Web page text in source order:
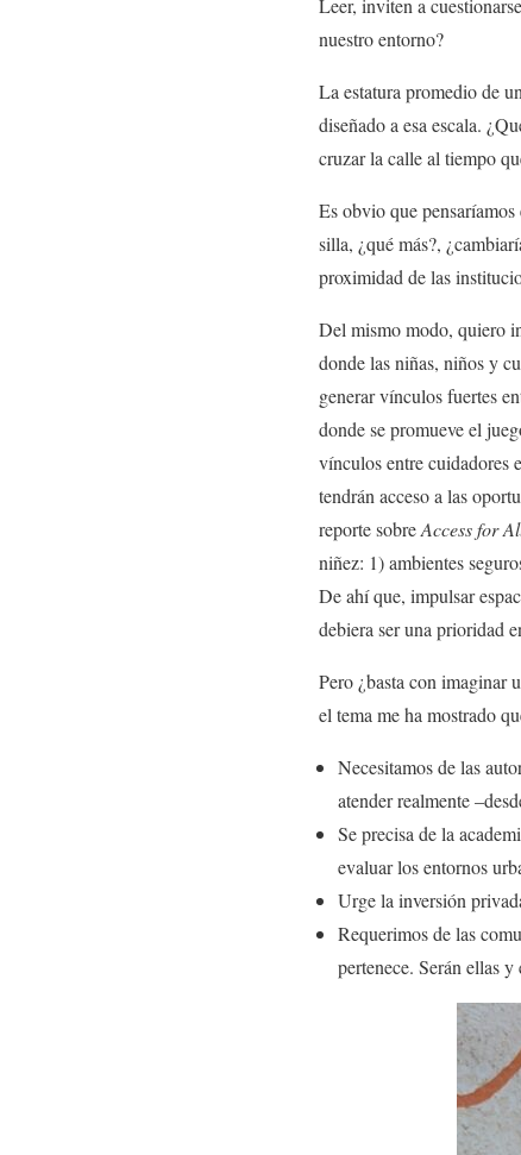
Leer, inviten a
nuestro entorno?
La estatura promedio de
diseñado a esa escala.
cruzar la calle al tiempo
Es obvio que pensaríamos
silla, ¿qué más?,
proximidad de las
Del mismo modo, quiero
donde las niñas, niños y
generar vínculos fuertes
donde se promueve el
vínculos entre cuidadores
tendrán acceso a las
reporte sobreAccess for
niñez: 1) ambientes
De ahí que, impulsar
debiera ser una prioridad
Pero ¿basta con imaginar
el tema me ha mostrado
Necesitamos de las
atender realmente
Se precisa de la
evaluar los entornos
Urge la inversión
Requerimos de las
pertenece. Serán ellas